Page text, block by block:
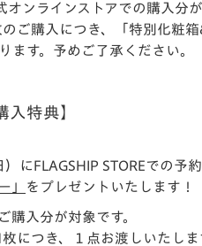
ンラインストアでの購入分が
ご購入につき、「特別化粧
す。予めご了承ください。
入特典】
）にFLAGSHIP STOREでの予
」
をプレゼントいたします！
購入分が対象です。
につき、１点お渡しいたしま